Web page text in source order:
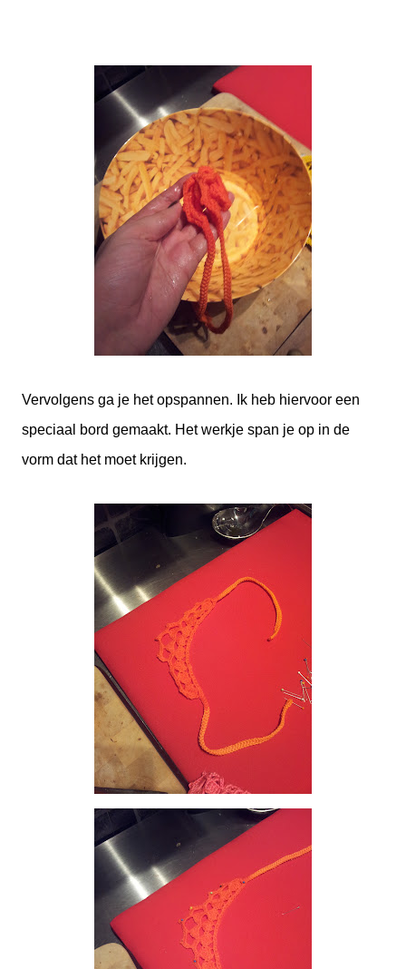
Vervolgens ga je het opspannen. Ik heb hiervoor een
speciaal bord gemaakt. Het werkje span je op in de
vorm dat het moet krijgen.